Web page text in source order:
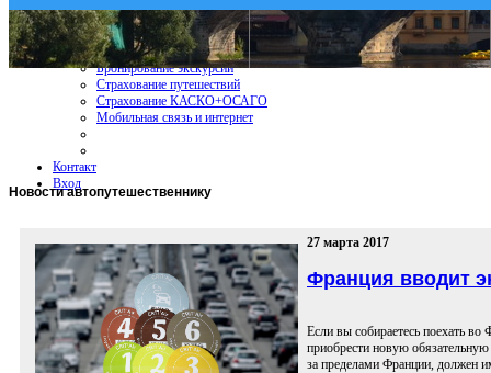
Бронирование отелей
Бронирование автомобиля
Бронирование экскурсий
Страхование путешествий
Страхование КАСКО+ОСАГО
Мобильная связь и интернет
Контакт
Вход
Новостиавтопутешественнику
27 марта 2017
Франция вводит
Если вы собираетесь поехать
приобрести новую
за пределами Франции, должен